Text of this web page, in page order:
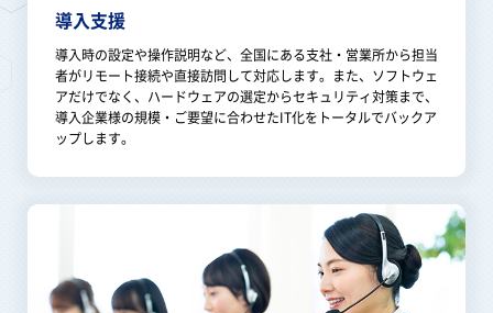
導入支援
導入時の設定や操作説明など、全国にある支社・営業所から担当
者がリモート接続や直接訪問して対応します。また、ソフトウェ
アだけでなく、ハードウェアの選定からセキュリティ対策まで、
導入企業様の規模・ご要望に合わせたIT化をトータルでバックア
ップします。